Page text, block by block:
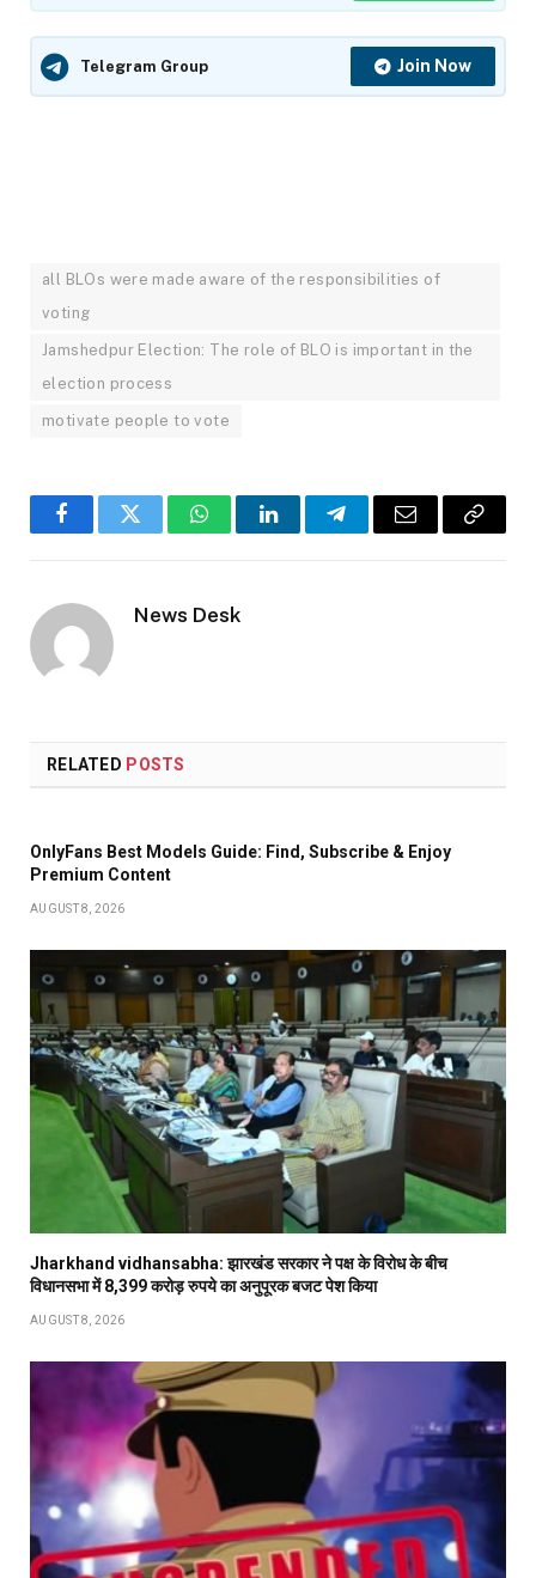
Telegram Group Join Now
all BLOs were made aware of the responsibilities of
voting
Jamshedpur Election: The role of BLO is important in the
election process
motivate people to vote
FacebookTwitter WhatsAppLinkedInTelegramEmail
Copy
News Desk
RELATED POSTS
OnlyFans Best Models Guide: Find, Subscribe & Enjoy
Premium Content
AUGUST 8, 2026
Jharkhand vidhansabha: झारखंड सरकार ने पक्ष के विरोध के बीच
विधानसभा में 8,399 करोड़ रुपये का अनुपूरक बजट पेश किया
AUGUST 8, 2026